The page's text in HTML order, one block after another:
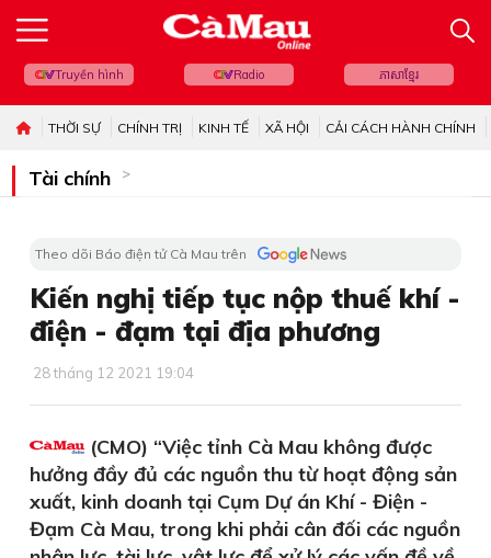
Truyền hình Radio ភាសាខ្មែរ
THỜI SỰ CHÍNH TRỊ KINH TẾ XÃ HỘI CẢI CÁCH HÀNH CHÍNH
Tài chính
Theo dõi Báo điện tử Cà Mau trên
Kiến nghị tiếp tục nộp thuế khí -
điện - đạm tại địa phương
28 tháng 12 2021 19:04
(CMO) “Việc tỉnh Cà Mau không được
hưởng đầy đủ các nguồn thu từ hoạt động sản
xuất, kinh doanh tại Cụm Dự án Khí - Điện -
Đạm Cà Mau, trong khi phải cân đối các nguồn